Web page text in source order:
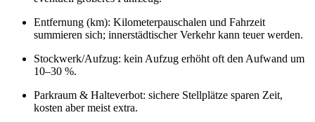
Entfernung (km): Kilometerpauschalen und Fahrzeit
summieren sich; innerstädtischer Verkehr kann teuer werden.
Stockwerk/Aufzug: kein Aufzug erhöht oft den Aufwand um
10–30 %.
Parkraum & Halteverbot: sichere Stellplätze sparen Zeit,
kosten aber meist extra.